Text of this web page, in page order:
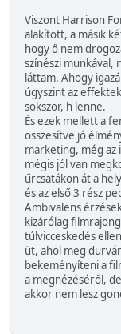
Viszont Harrison
alakított, a másik
hogy ő nem
színészi
láttam. Ahogy
úgyszint az
sokszor, h lenne.
És ezek mellett a
összesítve jó
marketing, még az
mégis jól van
űrcsatákon át a
és az első 3 rész
Ambivalens
kizárólag
túlvicceskedés
üt, ahol meg
bekeményíteni a
a megnézéséről,
akkor nem lesz